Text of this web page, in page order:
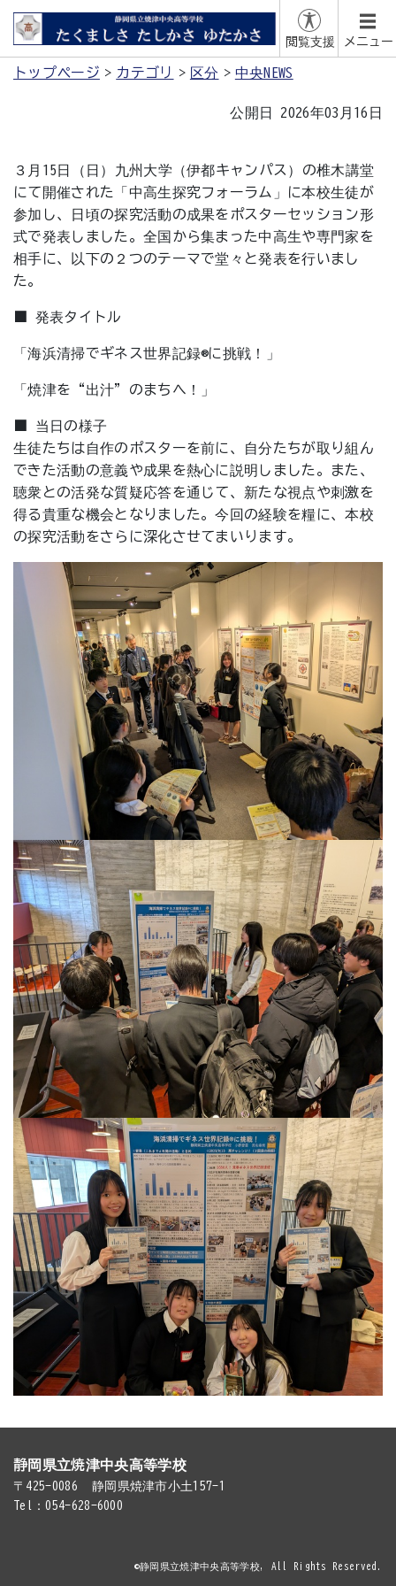
閲覧支援 メニュー
トップページ カテゴリ 区分 中央NEWS
公開日 2026年03月16日
３月15日（日）九州大学（伊都キャンパス）の椎木講堂
にて開催された「中高生探究フォーラム」に本校生徒が
参加し、日頃の探究活動の成果をポスターセッション形
式で発表しました。全国から集まった中高生や専門家を
相手に、以下の２つのテーマで堂々と発表を行いまし
た。
■ 発表タイトル
「海浜清掃でギネス世界記録®に挑戦！」
「焼津を“出汁”のまちへ！」
■ 当日の様子
生徒たちは自作のポスターを前に、自分たちが取り組ん
できた活動の意義や成果を熱心に説明しました。また、
聴衆との活発な質疑応答を通じて、新たな視点や刺激を
得る貴重な機会となりました。今回の経験を糧に、本校
の探究活動をさらに深化させてまいります。
静岡県立焼津中央高等学校
〒425-0086
静岡県焼津市小土157-1
Tel：054-628-6000
©静岡県立焼津中央高等学校, All Rights Reserved.